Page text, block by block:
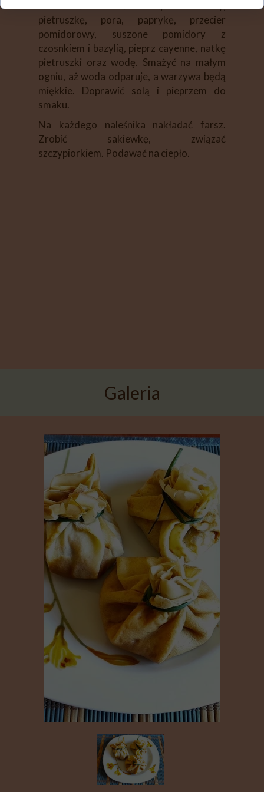
pietruszkę, pora, paprykę, przecier
pomidorowy, suszone pomidory z
czosnkiem i bazylią, pieprz cayenne, natkę
pietruszki oraz wodę. Smażyć na małym
ogniu, aż woda odparuje, a warzywa będą
miękkie. Doprawić solą i pieprzem do
smaku.
Na każdego naleśnika nakładać farsz.
Zrobić sakiewkę, związać
szczypiorkiem. Podawać na ciepło.
Galeria